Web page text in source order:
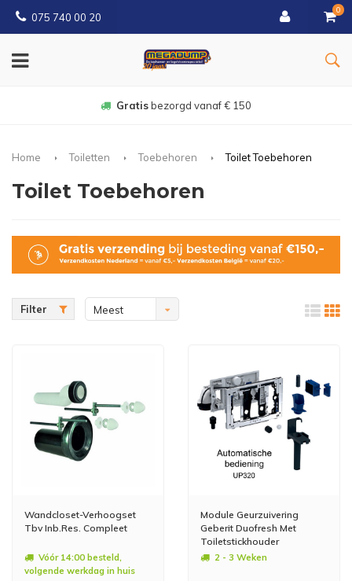
075 740 00 20
0
Gratisbezorgd vanaf € 150
Home Toiletten Toebehoren Toilet Toebehoren
Toilet Toebehoren
Filter
Meest
Wandcloset-Verhoogset
Tbv Inb.Res. Compleet
Vóór 14:00 besteld,
volgende werkdag in huis
Module Geurzuivering
Geberit Duofresh Met
Toiletstickhouder
Oriëntatielicht
2 - 3 Weken